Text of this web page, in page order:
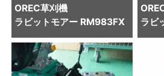
OREC草刈機
ラビットモアー RM983FX
ラビ